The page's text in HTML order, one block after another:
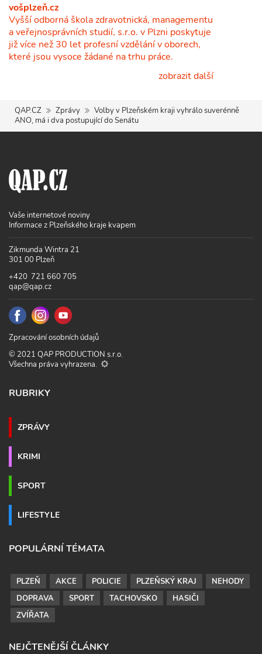
vošplzeň.cz
Vyšší odborná škola zdravotnická, managementu
a veřejnosprávních studií, s.r.o. v Plzni poskytuje
již více než 30 let profesní vzdělání v oborech,
které jsou vysoce žádané na trhu práce.
zobrazit další
QAP.CZ Zprávy
Volby v Plzeňském kraji vyhrálo suverénně
ANO, má i dva postupující do Senátu
Vaše internetové noviny
Informace z Plzeňského kraje kvapem
Zikmunda Wintra 21
301 00 Plzeň
+420 721 660 705
qap@qap.cz
Zpracování osobních údajů
© 2021 QAP PRODUCTION s.r.o.
Všechna práva vyhrazena.
RUBRIKY
ZPRÁVY
KRIMI
SPORT
LIFESTYLE
POPULÁRNÍ TÉMATA
PLZEŇ AKCE POLICIE PLZEŇSKÝ KRAJ
NEHODY
DOPRAVA
SPORT TACHOVSKO
HASIČI
ZVÍŘATA
NEJČTENĚJŠÍ ČLÁNKY